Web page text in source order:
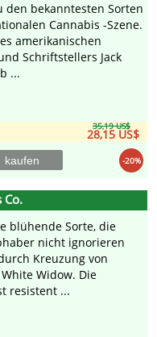
den bekanntesten Sorten
Cannabis -Szene.
amerikanischen
Schriftstellers Jack
...
35,19 US$
28,15 US$
-20%
kaufen
Co.
blühende Sorte, die
nicht ignorieren
Kreuzung von
Widow. Die
resistent ...